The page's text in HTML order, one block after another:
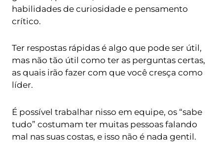
habilidades de curiosidade e pensamento
crítico.
Ter respostas rápidas é algo que pode ser útil,
mas não tão útil como ter as perguntas certas,
as quais irão fazer com que você cresça como
líder.
É possível trabalhar nisso em equipe, os “sabe
tudo” costumam ter muitas pessoas falando
mal nas suas costas, e isso não é nada gentil.